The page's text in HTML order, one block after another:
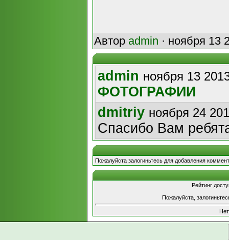
Автор admin · ноября 13
admin ноября 13
ФОТОГРАФИИ
dmitriy ноября 24
Спасибо Вам
Пожалуйста залогиньтесь для добавления
Рейтинг
Пожалуйста,